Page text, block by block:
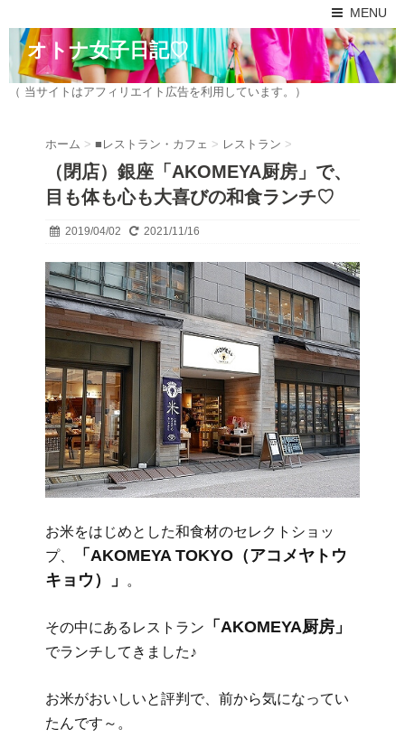
MENU
オトナ女子日記♡
（ 当サイトはアフィリエイト広告を利用しています。）
ホーム > ■レストラン・カフェ > レストラン >
（閉店）銀座「AKOMEYA厨房」で、
目も体も心も大喜びの和食ランチ♡
2019/04/02 2021/11/16
お米をはじめとした和食材のセレクトショッ
プ、
「AKOMEYA TOKYO（アコメヤトウ
キョウ）」
。
その中にあるレストラン 「AKOMEYA厨房」
でランチしてきました♪
お米がおいしいと評判で、前から気になってい
たんです～。